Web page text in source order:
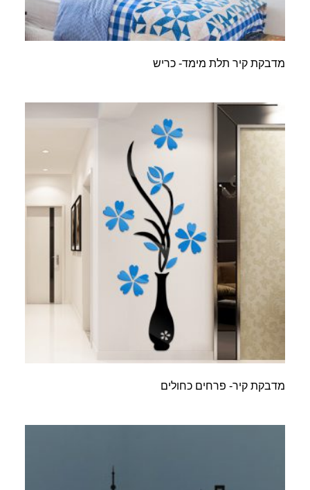
מדבקת קיר תלת מימד- כריש
מדבקת קיר- פרחים כחולים